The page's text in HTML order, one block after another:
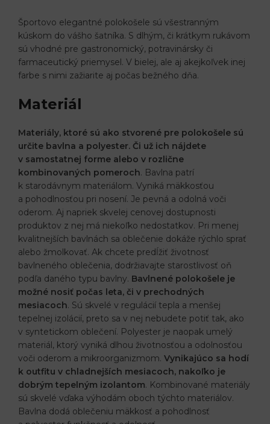
Športovo elegantné polokošele sú všestranným
kúskom do vášho šatníka. S dlhým, či krátkym rukávom
sú vhodné pre gastronomický, potravinársky či
farmaceutický priemysel. V bielej, ale aj akejkoľvek inej
farbe s nimi zažiarite aj počas bežného dňa.
Materiál
Materiály, ktoré sú ako stvorené pre polokošele sú
určite bavlna a polyester. Či už ich nájdete
v samostatnej forme alebo v rozlične
kombinovaných pomeroch. Bavlna patrí
k starodávnym materiálom. Vyniká mäkkosťou
a pohodlnosťou pri nosení. Je pevná a odolná voči
oderom. Aj napriek skvelej cenovej dostupnosti
produktov z nej má niekoľko nedostatkov. Pri menej
kvalitnejších bavlnách sa oblečenie dokáže rýchlo sprať
alebo žmolkovať. Ak chcete predĺžiť životnosť
bavlneného oblečenia, dodržiavajte starostlivosť oň
podľa daného typu bavlny. Bavlnené polokošele je
možné nosiť počas leta, či v prechodných
mesiacoch. Sú skvelé v regulácií tepla a menšej
tepelnej izolácií, preto sa v nej nebudete potiť tak, ako
v syntetickom oblečení. Polyester je naopak umelý
materiál, ktorý vyniká dlhou životnosťou a odolnosťou
voči oderom a mikroorganizmom. Vynikajúco sa hodí
k outfitu v chladnejších mesiacoch, nakoľko je
dobrým tepelným izolantom. Kombinované materiály
sú skvelé vďaka výhodám oboch týchto materiálov.
Bavlna dodá oblečeniu mäkkosť a pohodlnosť